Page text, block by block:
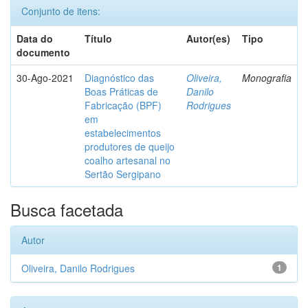
Conjunto de itens:
Data do
documento
Título Autor(es) Tipo
30-Ago-2021
Diagnóstico das
Boas Práticas de
Fabricação (BPF)
em
estabelecimentos
produtores de queijo
coalho artesanal no
Sertão Sergipano
Oliveira,
Danilo
Rodrigues
Monografia
Busca facetada
Autor
1
Oliveira, Danilo Rodrigues